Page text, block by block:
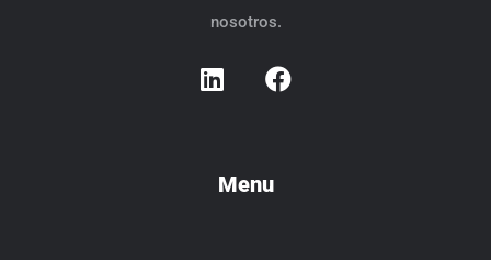
nosotros.
Menu